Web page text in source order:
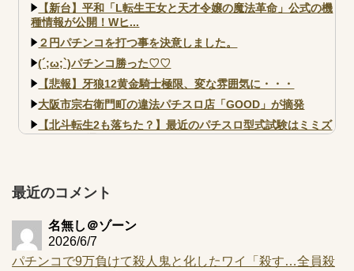
【新台】平和「L転生王女と天才令嬢の魔法革命」公式の機
種情報が公開！Wヒ...
２円パチンコを打つ事を決意しました。
(´;ω;`)パチンコ勝った♡♡
【悲報】牙狼12黄金騎士極限、変な雰囲気に・・・
大阪市宗右衛門町の違法パチスロ店「GOOD」が摘発
【北斗転生2も落ちた？】最近のパチスロ型式試験はミミズ
的な何かが通りにく...
アズールレーン スロット評価はコイン持ちの悪い疑似ボ天
最近のコメント
名無し＠ゾーン
2026/6/7
パチンコで9万負けて殺人鬼と化したワイ「殺す…全員殺